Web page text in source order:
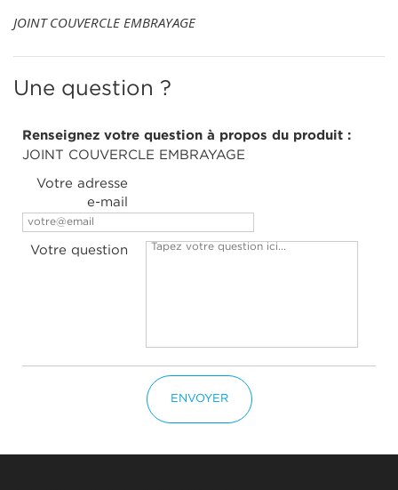
JOINT COUVERCLE EMBRAYAGE
Une question ?
Renseignez votre question à propos du produit :
JOINT COUVERCLE EMBRAYAGE
Votre adresse
e-mail
Votre question
ENVOYER